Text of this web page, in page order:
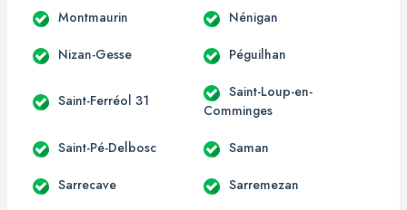
Montmaurin Nénigan
Nizan-Gesse Péguilhan
Saint-Ferréol 31
Saint-Loup-en-
Comminges
Saint-Pé-Delbosc Saman
Sarrecave Sarremezan